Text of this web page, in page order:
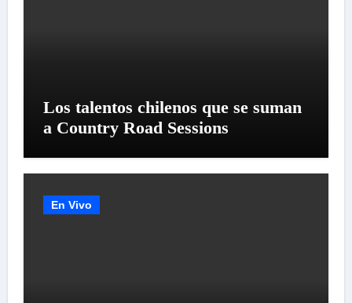
Los talentos chilenos que se suman
a Country Road Sessions
En Vivo